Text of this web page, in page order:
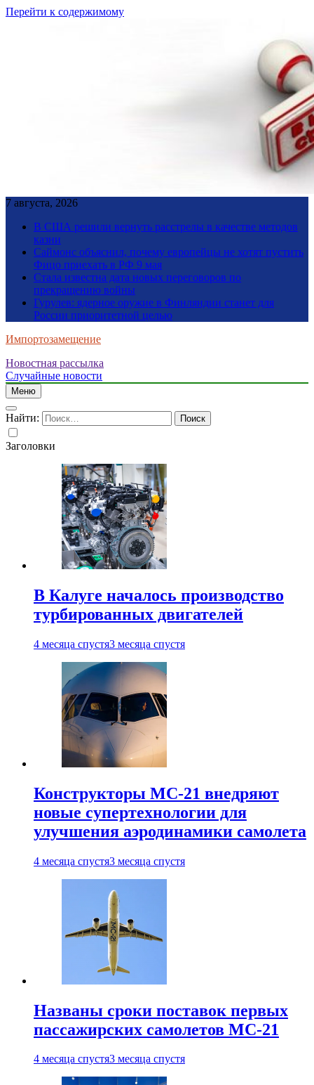
Перейти к содержимому
7 августа, 2026
В США решили вернуть расстрелы в качестве методов
казни
Саймонс объяснил, почему европейцы не хотят пустить
Фицо приехать в РФ 9 мая
Стала известна дата новых переговоров по
прекращению войны
Гурулев: ядерное оружие в Финляндии станет для
России приоритетной целью
Импортозамещение
Новостная рассылка
Случайные новости
Меню
Найти:
Заголовки
В Калуге началось производство
турбированных двигателей
4 месяца спустя3 месяца спустя
Конструкторы МС-21 внедряют
новые супертехнологии для
улучшения аэродинамики самолета
4 месяца спустя3 месяца спустя
Названы сроки поставок первых
пассажирских самолетов МС-21
4 месяца спустя3 месяца спустя